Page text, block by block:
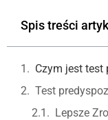
Spis treści
Czym jest test
Test
Lepsze